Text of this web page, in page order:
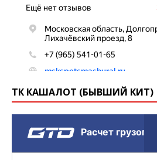
ТК КАШАЛОТ (БЫВШИЙ КИТ)
Расчет